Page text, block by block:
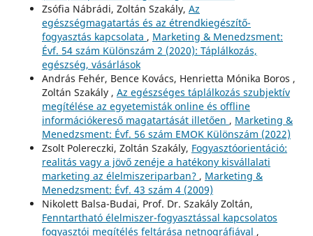
Zsófia Nábrádi, Zoltán Szakály, Az
egészségmagatartás és az étrendkiegészítő-
fogyasztás kapcsolata , Marketing & Menedzsment:
Évf. 54 szám Különszám 2 (2020): Táplálkozás,
egészség, vásárlások
András Fehér, Bence Kovács, Henrietta Mónika Boros ,
Zoltán Szakály , Az egészséges táplálkozás szubjektív
megítélése az egyetemisták online és offline
információkereső magatartását illetően , Marketing &
Menedzsment: Évf. 56 szám EMOK Különszám (2022)
Zsolt Polereczki, Zoltán Szakály, Fogyasztóorientáció:
realitás vagy a jövő zenéje a hatékony kisvállalati
marketing az élelmiszeriparban? , Marketing &
Menedzsment: Évf. 43 szám 4 (2009)
Nikolett Balsa-Budai, Prof. Dr. Szakály Zoltán,
Fenntartható élelmiszer-fogyasztással kapcsolatos
fogyasztói megítélés feltárása netnográfiával ,